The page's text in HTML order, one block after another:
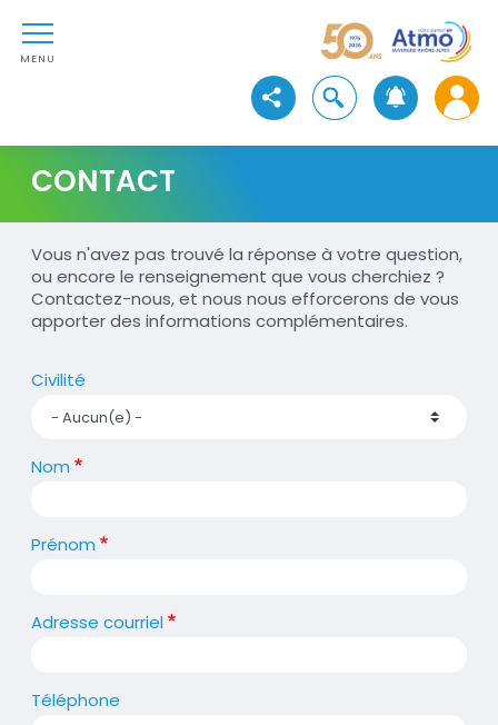
Aller au premier menu de navigation
Aller à la recherche
MENU
Atmo Auvergne-Rhône-
Voir les réseaux sociaux
Ouvrir la recherche
CONTACT
Vous n'avez pas trouvé la réponse à votre question,
ou encore le renseignement que vous cherchiez ?
Contactez-nous, et nous nous efforcerons de vous
apporter des informations complémentaires.
Civilité
Nom
Prénom
Adresse courriel
Téléphone